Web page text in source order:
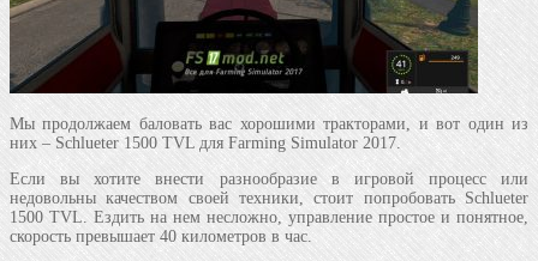
Мы продолжаем баловать вас хорошими тракторами, и вот один из
них – Schlueter 1500 TVL для Farming Simulator 2017.
Если вы хотите внести разнообразие в игровой процесс или
недовольны качеством своей техники, стоит попробовать Schlueter
1500 TVL. Ездить на нем несложно, управление простое и понятное,
скорость превышает 40 километров в час.